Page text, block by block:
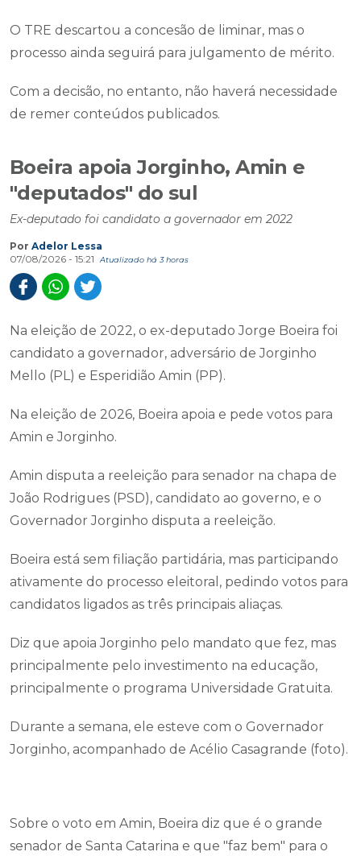
O TRE descartou a concesão de liminar, mas o
processo ainda seguirá para julgamento de mérito.
Com a decisão, no entanto, não haverá necessidade
de remer conteúdos publicados.
Boeira apoia Jorginho, Amin e
"deputados" do sul
Ex-deputado foi candidato a governador em 2022
Por Adelor Lessa
07/08/2026 - 15:21
Atualizado há 3 horas
Na eleição de 2022, o ex-deputado Jorge Boeira foi
candidato a governador, adversário de Jorginho
Mello (PL) e Esperidião Amin (PP).
Na eleição de 2026, Boeira apoia e pede votos para
Amin e Jorginho.
Amin disputa a reeleição para senador na chapa de
João Rodrigues (PSD), candidato ao governo, e o
Governador Jorginho disputa a reeleição.
Boeira está sem filiação partidária, mas participando
ativamente do processo eleitoral, pedindo votos para
candidatos ligados as três principais aliaças.
Diz que apoia Jorginho pelo mandato que fez, mas
principalmente pelo investimento na educação,
principalmente o programa Universidade Gratuita.
Durante a semana, ele esteve com o Governador
Jorginho, acompanhado de Acélio Casagrande (foto).
Sobre o voto em Amin, Boeira diz que é o grande
senador de Santa Catarina e que "faz bem" para o